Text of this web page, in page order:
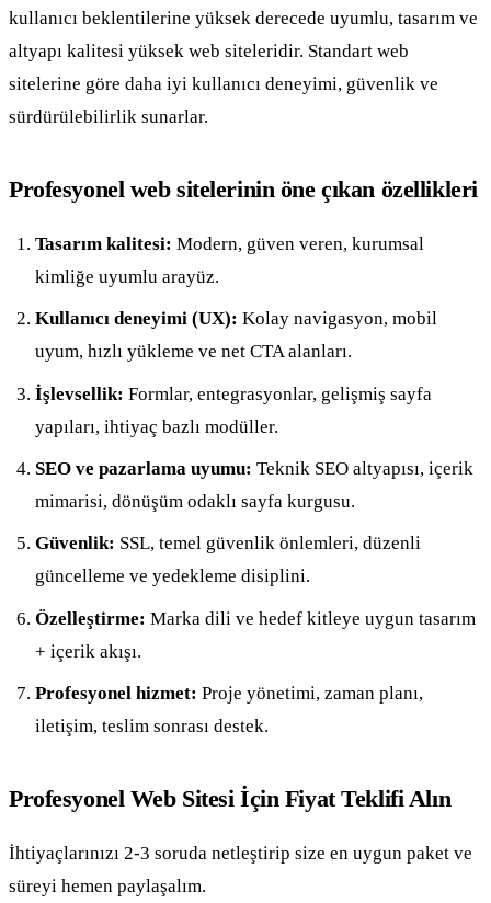
kullanıcı beklentilerine yüksek derecede uyumlu, tasarım ve
altyapı kalitesi yüksek web siteleridir. Standart web
sitelerine göre daha iyi kullanıcı deneyimi, güvenlik ve
sürdürülebilirlik sunarlar.
Profesyonel web sitelerinin öne çıkan özellikleri
Tasarım kalitesi: Modern, güven veren, kurumsal
kimliğe uyumlu arayüz.
Kullanıcı deneyimi (UX): Kolay navigasyon, mobil
uyum, hızlı yükleme ve net CTA alanları.
İşlevsellik: Formlar, entegrasyonlar, gelişmiş sayfa
yapıları, ihtiyaç bazlı modüller.
SEO ve pazarlama uyumu: Teknik SEO altyapısı, içerik
mimarisi, dönüşüm odaklı sayfa kurgusu.
Güvenlik: SSL, temel güvenlik önlemleri, düzenli
güncelleme ve yedekleme disiplini.
Özelleştirme: Marka dili ve hedef kitleye uygun tasarım
+ içerik akışı.
Profesyonel hizmet: Proje yönetimi, zaman planı,
iletişim, teslim sonrası destek.
Profesyonel Web Sitesi İçin Fiyat Teklifi Alın
İhtiyaçlarınızı 2-3 soruda netleştirip size en uygun paket ve
süreyi hemen paylaşalım.